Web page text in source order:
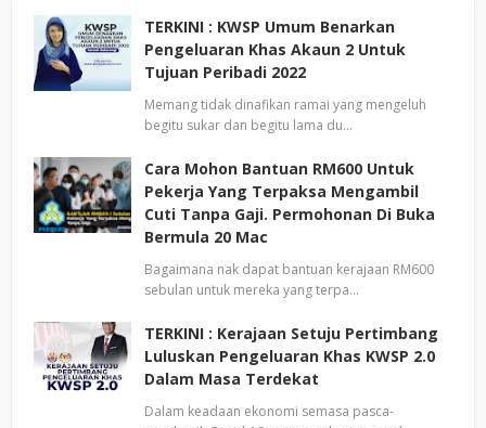
TERKINI : KWSP Umum Benarkan
Pengeluaran Khas Akaun 2 Untuk
Tujuan Peribadi 2022
Memang tidak dinafikan ramai yang mengeluh
begitu sukar dan begitu lama du…
Cara Mohon Bantuan RM600 Untuk
Pekerja Yang Terpaksa Mengambil
Cuti Tanpa Gaji. Permohonan Di Buka
Bermula 20 Mac
Bagaimana nak dapat bantuan kerajaan RM600
sebulan untuk mereka yang terpa…
TERKINI : Kerajaan Setuju Pertimbang
Luluskan Pengeluaran Khas KWSP 2.0
Dalam Masa Terdekat
Dalam keadaan ekonomi semasa pasca-